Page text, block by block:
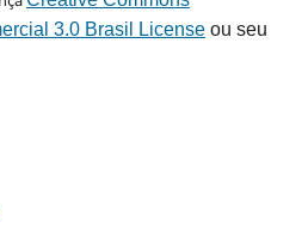
3.0 Brasil Licenseou seu